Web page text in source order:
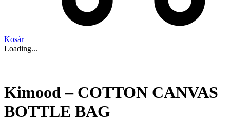
Kosár
Loading...
Kimood – COTTON CANVAS
BOTTLE BAG